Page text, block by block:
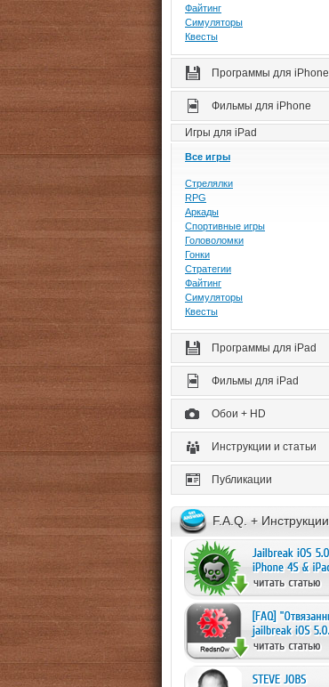
Файтинг
Симуляторы
Квесты
Программы для iPhone
Фильмы для iPhone
Игры для iPad
Все игры
Стрелялки
RPG
Аркады
Спортивные игры
Головоломки
Гонки
Стратегии
Файтинг
Симуляторы
Квесты
Программы для iPad
Фильмы для iPad
Обои + HD
Инструкции и статьи
Публикации
F.A.Q. + Инструкции